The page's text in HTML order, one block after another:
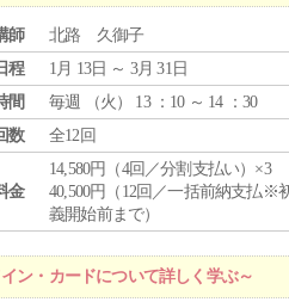
師
北路 久御子
程
1月 13日 ～ 3月 31日
間
毎週 （火 ） 13 ：10 ～ 14 ：30
数
全12回
金
14,580円（4回／分割支払い）×3
40,500円（12回／一括前納支払※
義開始前まで）
ン・カードについて詳しく学ぶ～